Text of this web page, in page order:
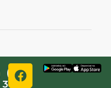
(48)
3632-